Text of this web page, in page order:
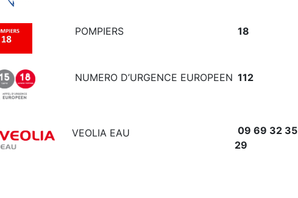
POMPIERS 18
NUMERO D’URGENCE EUROPEEN 112
VEOLIA EAU
09 69 32 35
29